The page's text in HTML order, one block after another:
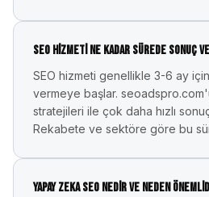
SEO hizmeti ne kadar sürede sonuç
SEO hizmeti genellikle 3-6 ay
vermeye başlar.
stratejileri ile çok daha hızlı
Rekabete ve sektöre göre bu
Yapay zeka SEO nedir ve neden